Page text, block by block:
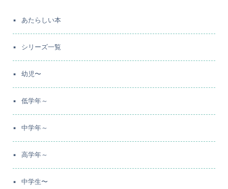
あたらしい本
シリーズ一覧
幼児〜
低学年～
中学年～
高学年～
中学生〜